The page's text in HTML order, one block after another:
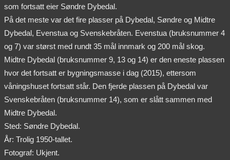
som fortsatt eier Søndre Dybedal.
På det meste var det fire plasser på Dybedal, Søndre og Midtre
Dybedal, Evenstua og Svenskebråten. Evenstua (bruksnummer 4
og 7) var størst med rundt 35 mål innmark og 200 mål skog.
Midtre Dybedal (bruksnummer 9, 13 og 14) er den eneste plassen
hvor det fortsatt er bygningsmasse i dag (2015), ettersom
våningshuset fortsatt står. Den fjerde plassen på Dybedal var
Svenskebråten (bruksnummer 14), som er slått sammen med
Midtre Dybedal.
Sted: Søndre Dybedal.
År: Trolig 1950-tallet.
Fotograf: Ukjent.